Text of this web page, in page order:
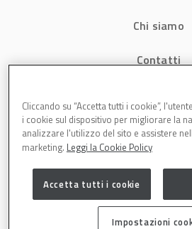
Chi siamo
Contatti
Cookies
Cliccando su “Accetta tutti i cookie”,
i cookie sul dispositivo per migliorare la
analizzare l'utilizzo del sito e assistere
marketing. Leggi la Cookie Policy
Accetta tutti i cookie
Impostazioni